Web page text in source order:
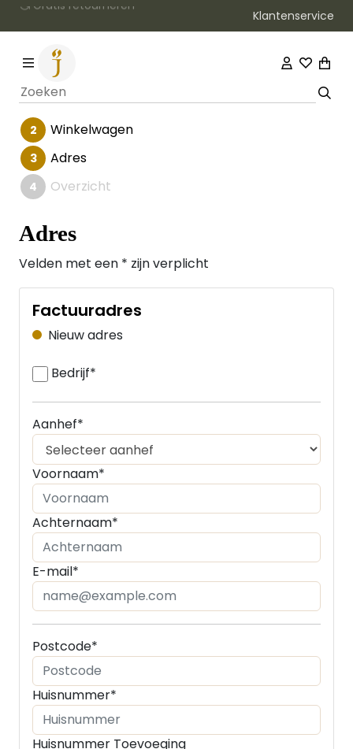
Klantenservice
Winkelwagen
Adres
Overzicht
Adres
Velden met een * zijn verplicht
Factuuradres
Nieuw adres
Bedrijf*
Aanhef*
Voornaam*
Achternaam*
E-mail*
Postcode*
Huisnummer*
Huisnummer Toevoeging